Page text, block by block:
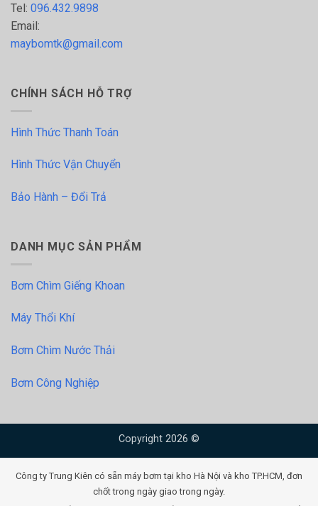
Tel: 096.432.9898
Email:
maybomtk@gmail.com
CHÍNH SÁCH HỖ TRỢ
Hình Thức Thanh Toán
Hình Thức Vận Chuyển
Bảo Hành – Đổi Trả
DANH MỤC SẢN PHẨM
Bơm Chìm Giếng Khoan
Máy Thổi Khí
Bơm Chìm Nước Thải
Bơm Công Nghiệp
Copyright 2026 ©
Công ty Trung Kiên có sẵn máy bơm tại kho Hà Nội và kho TP.HCM, đơn
chốt trong ngày giao trong ngày.